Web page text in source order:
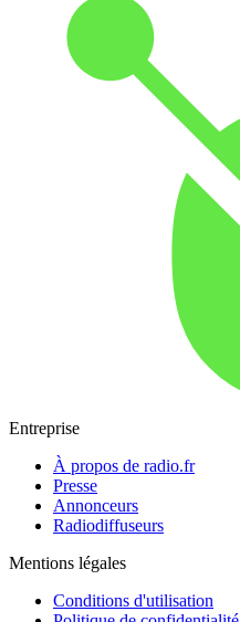
Entreprise
À propos de radio.fr
Presse
Annonceurs
Radiodiffuseurs
Mentions légales
Conditions d'utilisation